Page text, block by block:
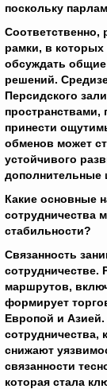
поскольку
Соответственно,
рамки, в которых
обсуждать общие
решений.
Персидского
пространствами,
принести
обменов может
устойчивого
дополнительные
Какие основные
сотрудничества
стабильности?
Связанность
сотрудничестве.
маршрутов,
формирует
Европой и
снижают
связанности
которая стала